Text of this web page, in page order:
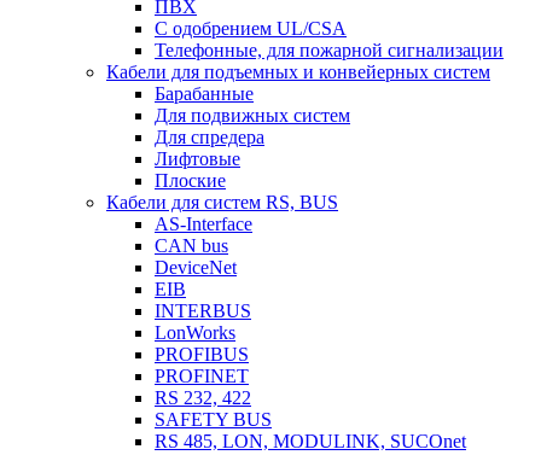
ПВХ
С одобрением UL/CSA
Телефонные, для пожарной сигнализации
Кабели для подъемных и конвейерных систем
Барабанные
Для подвижных систем
Для спредера
Лифтовые
Плоские
Кабели для систем RS, BUS
AS-Interface
CAN bus
DeviceNet
EIB
INTERBUS
LonWorks
PROFIBUS
PROFINET
RS 232, 422
SAFETY BUS
RS 485, LON, MODULINK, SUCOnet